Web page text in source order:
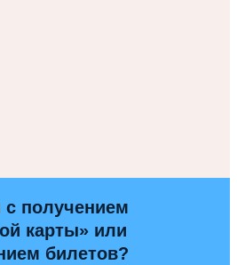
получением
карты» или
билетов?